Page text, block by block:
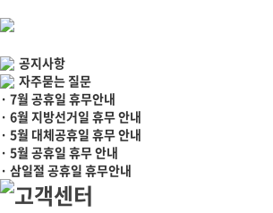
공지사항
자주묻는 질문
· 7월 공휴일 휴무안내
· 6월 지방선거일 휴무 안내
· 5월 대체공휴일 휴무 안내
· 5월 공휴일 휴무 안내
· 삼일절 공휴일 휴무안내
고객센터